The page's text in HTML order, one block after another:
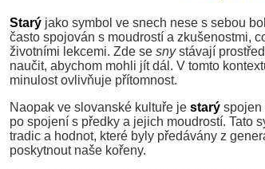
Starý jako symbol ve snech nese s sebou
často spojován s moudrostí a zkušenostmi,
životními lekcemi. Zde se snystávají
naučit, abychom mohli jít dál. V tomto
minulost ovlivňuje přítomnost.
Naopak ve slovanské kultuře je starý spojen
po spojení s předky a jejich moudrostí. Tato
tradic a hodnot, které byly předávány z
poskytnout naše kořeny.